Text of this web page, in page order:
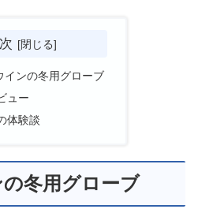
インの冬用グローブ
ュー
体験談
冬用グローブ